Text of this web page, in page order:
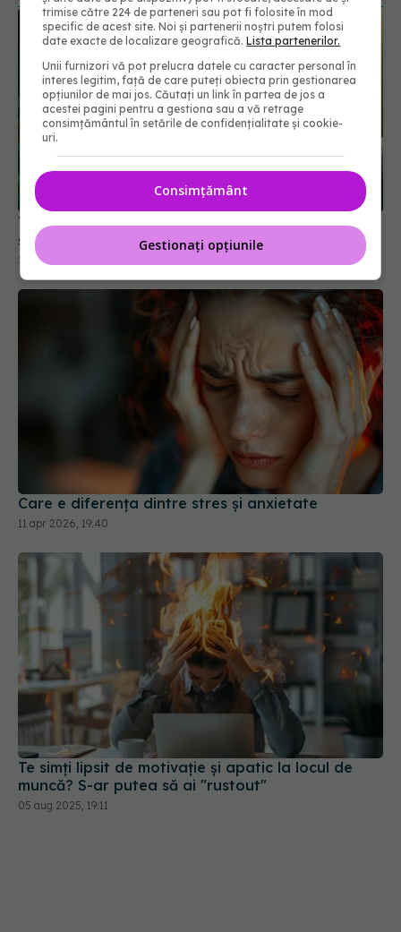
Trucul simplu care te ajută să-ți protejezi creierul
și să reduci riscul de demență
23 noi 2025, 09:07
Care e diferența dintre stres și anxietate
11 apr 2026, 19:40
Te simți lipsit de motivație și apatic la locul de
muncă? S-ar putea să ai "rustout"
05 aug 2025, 19:11
trimise către 224 de parteneri sau pot fi folosite în mod
specific de acest site. Noi și partenerii noștri putem folosi
date exacte de localizare geografică.Lista partenerilor.
Unii furnizori vă pot prelucra datele cu caracter personal în
interes legitim, față de care puteți obiecta prin gestionarea
opțiunilor de mai jos. Căutați un link în partea de jos a
acestei pagini pentru a gestiona sau a vă retrage
consimțământul în setările de confidențialitate și cookie-
uri.
Consimțământ
Gestionați opțiunile